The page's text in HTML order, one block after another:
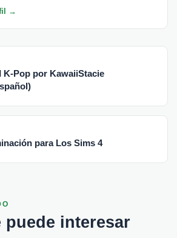
→
K-Pop por KawaiiStacie
para Los Sims 4
puede interesar